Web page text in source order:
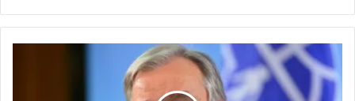
الطريق
الطويل
أمام